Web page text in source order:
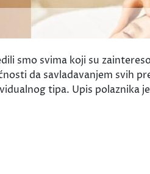
smo svima koji su
da savladavanjem svih
tipa. Upis